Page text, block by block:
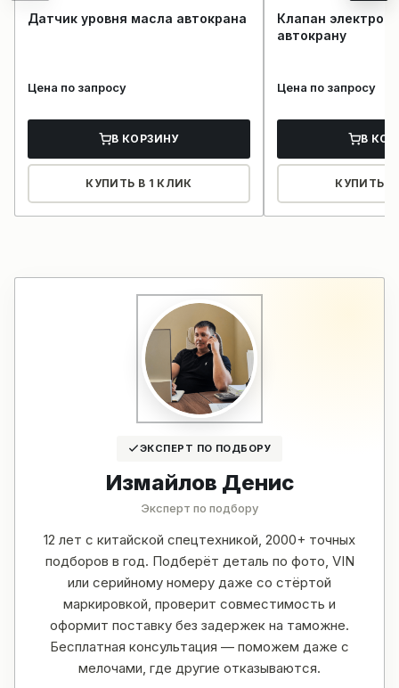
Датчик уровня масла автокрана
Цена по запросу
В КОРЗИНУ
КУПИТЬ В 1 КЛИК
Клапан
автокрану
Цена по запросу
В
КУПИТЬ В
ЭКСПЕРТ ПО ПОДБОРУ
Измайлов Денис
Эксперт по подбору
12 лет с китайской спецтехникой, 2000+ точных
подборов в год. Подберёт деталь по фото, VIN
или серийному номеру даже со стёртой
маркировкой, проверит совместимость и
оформит поставку без задержек на таможне.
Бесплатная консультация — поможем даже с
мелочами, где другие отказываются.